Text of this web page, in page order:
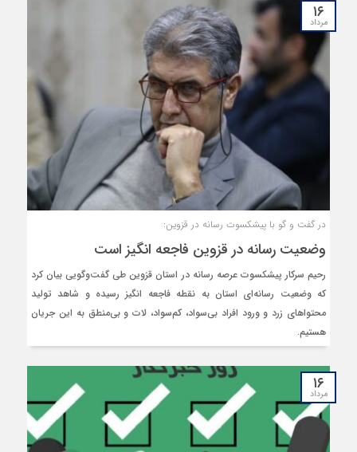
۱۶
مرداد
در گفت و گو با پیشکسوت رسانه در قزوین:
وضعیت رسانه در قزوین فاجعه انگیز است
رحیم سرکار پیشکسوت عرصه رسانه در استان قزوین طی گفت‌وگویی بیان کرد
که وضعیت رسانه‌ای استان به نقطه‌ فاجعه انگیز رسیده و شاهد تولید
محتواهای زرد و ورود افراد بی‌سواد، کم‌سواد، لات و بی‌منطق به این جریان
هستیم.
۱۶
مرداد